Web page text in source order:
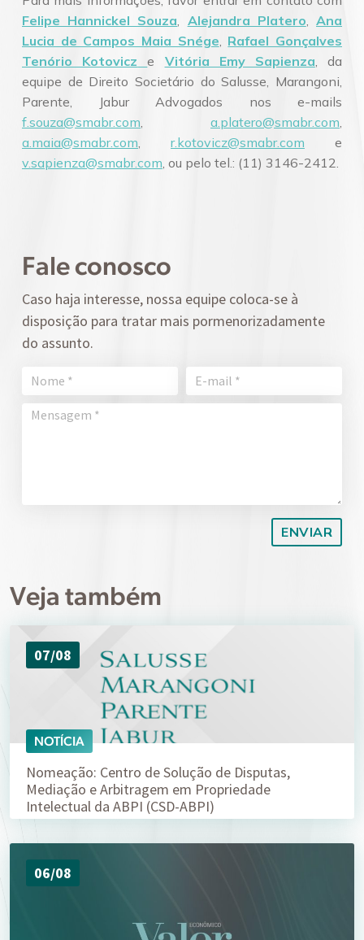
Felipe Hannickel Souza
Alejandra Platero ,Ana
Lucia de Campos Maia Snége Rafael Gonçalves
Tenório Kotovicz
e Vitória Emy Sapienza , da
equipe de Direito Societário do Salusse, Marangoni,
Parente, Jabur Advogados nos e-mails
f.souza@smabr.com
a.platero@smabr.com
a.maia@smabr.com
r.kotovicz@smabr.com e
v.sapienza@smabr.com , ou pelo tel.: (11) 3146-2412.
Fale conosco
Caso haja interesse, nossa equipe coloca-se à
disposição para tratar mais pormenorizadamente
do assunto.
Veja também
07/08
NOTÍCIA
Nomeação: Centro de Solução de Disputas,
Mediação e Arbitragem em Propriedade
Intelectual da ABPI (CSD-ABPI)
06/08